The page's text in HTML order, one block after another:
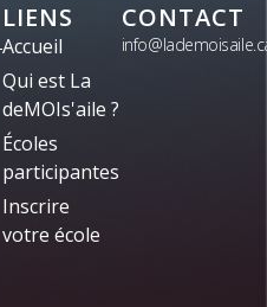
LIENS
Accueil
Qui est La
deMOIs'aile ?
Écoles
participantes
Inscrire
votre école
CONTACT